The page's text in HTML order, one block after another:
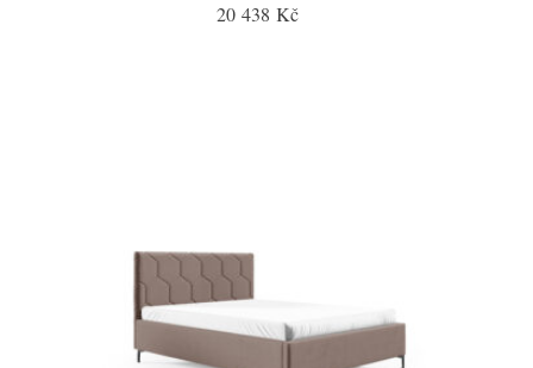
20 438 Kč